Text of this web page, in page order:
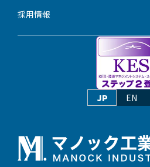
採用情報
JP EN